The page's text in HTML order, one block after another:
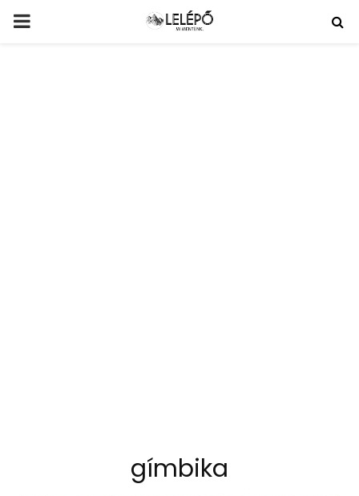
PRIMARY
gímbika